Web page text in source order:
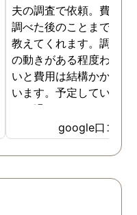
夫の調査で依頼。費用や
調べた後のことまで詳し
教えてくれます。調査対
の動きがある程度わから
いと費用は結構かかると
います。予定していた時
より過ぎてしまいました
が、そのまま調査してい
だき、しっかり証拠取れ
した。あ、もちろん過ぎ
調査が終わって今後どう
google口コミ